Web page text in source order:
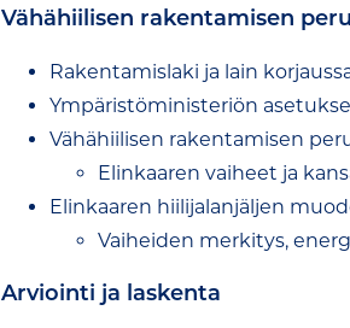
Vähähiilisen rakentamisen
Rakentamislaki ja lain
Ympäristöministeriön
Vähähiilisen rakentamisen
Elinkaaren vaiheet ja
Elinkaaren hiilijalanjäljen
Vaiheiden merkitys,
Arviointi ja laskenta